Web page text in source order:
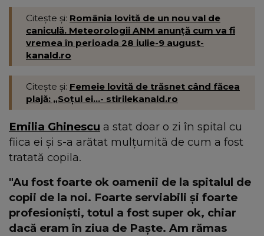
Citește și: România lovită de un nou val de
caniculă. Meteorologii ANM anunță cum va fi
vremea în perioada 28 iulie-9 august-
kanald.ro
Citește și: Femeie lovită de trăsnet când făcea
plajă: „Soțul ei...- stirilekanald.ro
Emilia Ghinescu a stat doar o zi în spital cu
fiica ei și s-a arătat mulțumită de cum a fost
tratată copila.
"Au fost foarte ok oamenii de la spitalul de
copii de la noi. Foarte serviabili și foarte
profesioniști, totul a fost super ok, chiar
dacă eram în ziua de Paște. Am rămas